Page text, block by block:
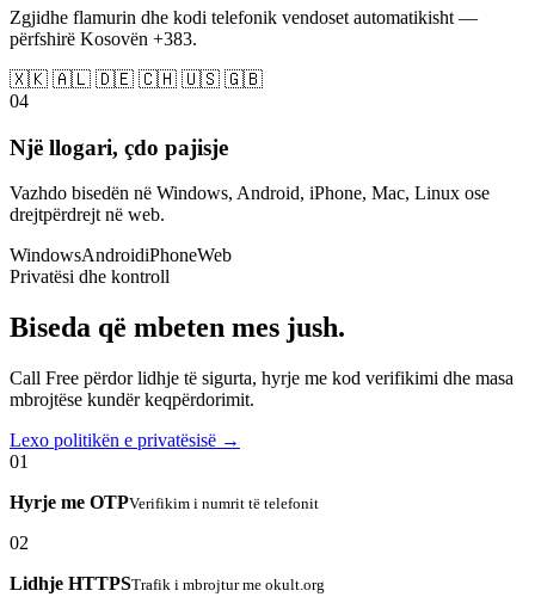
Zgjidhe flamurin dhe kodi telefonik vendoset automatikisht —
përfshirë Kosovën +383.
🇽🇰 🇦🇱 🇩🇪 🇨🇭 🇺🇸 🇬🇧
04
Një llogari, çdo pajisje
Vazhdo bisedën në Windows, Android, iPhone, Mac, Linux ose
drejtpërdrejt në web.
WindowsAndroidiPhoneWeb
Privatësi dhe kontroll
Biseda që mbeten mes jush.
Call Free përdor lidhje të sigurta, hyrje me kod verifikimi dhe masa
mbrojtëse kundër keqpërdorimit.
Lexo politikën e privatësisë →
01
Hyrje me OTPVerifikim i numrit të telefonit
02
Lidhje HTTPSTrafik i mbrojtur me okult.org